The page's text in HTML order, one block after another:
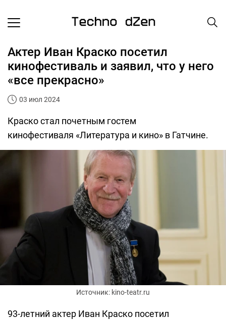
Актер Иван Краско посетил
кинофестиваль и заявил, что у него
«все прекрасно»
03 июл 2024
Краско стал почетным гостем
кинофестиваля «Литература и кино» в Гатчине.
Источник: kino-teatr.ru
93-летний актер Иван Краско посетил